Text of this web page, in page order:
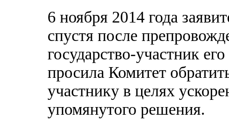
6 ноября 2014 года
спустя после
государство-участник
просила Комитет
участнику в целях
упомянутого решения.